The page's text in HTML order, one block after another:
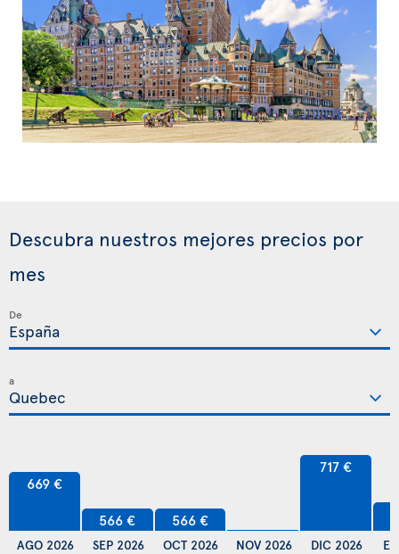
Descubra nuestros mejores precios por
mes
De
a
669 €
AGO 2026
566 €
SEP 2026
566 €
OCT 2026 NOV 2026
717 €
DIC 2026